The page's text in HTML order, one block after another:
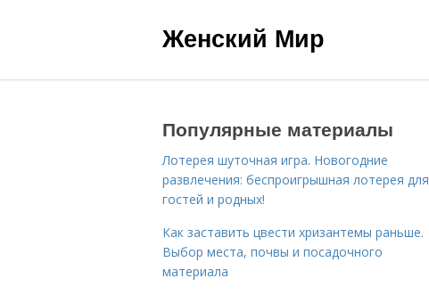
Женский Мир
Популярные материалы
Лотерея шуточная игра. Новогодние
развлечения: беспроигрышная лотерея для
гостей и родных!
Как заставить цвести хризантемы раньше.
Выбор места, почвы и посадочного
материала